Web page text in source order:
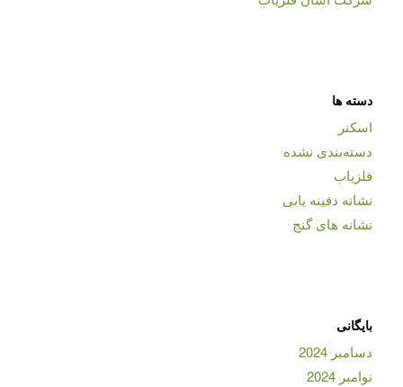
دسته ها
اسکنر
دسته‌بندی نشده
فلزیاب
نشانه دفینه یابی
نشانه های گنج
بایگانی
دسامبر 2024
نوامبر 2024